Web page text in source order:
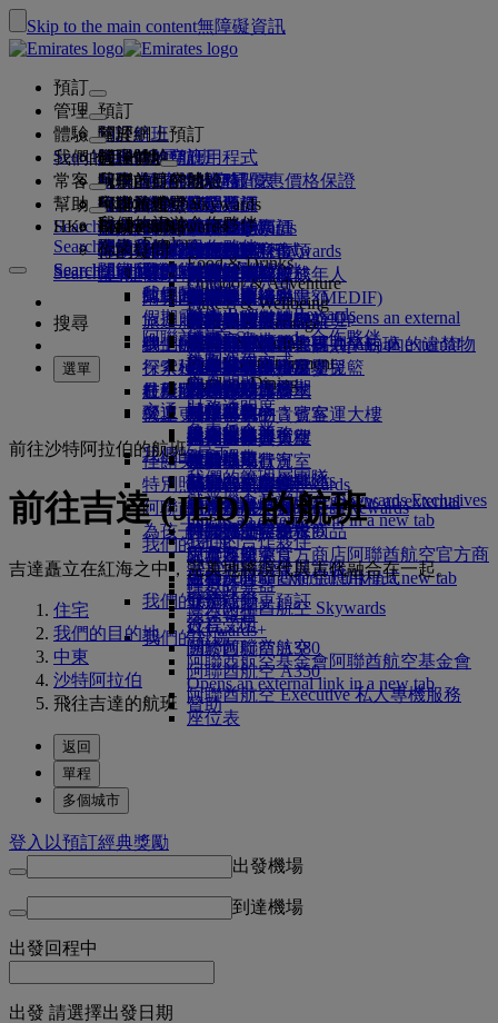
Skip to the main content無障礙資訊
預訂
預訂
預訂航班
搜尋航班
航班時間表
精選票價
特別優惠
行程規劃
預訂酒店
旅行團及活動
旅遊服務
機場迎賓機場迎賓 Opens an external
link in a new tab
杜拜轉機服務
交通
機場接駁服務
預訂汽車
航空公司合作夥伴
關於網上預訂
阿聯酋航空應用程式
阿聯酋航空最優惠價格保證
座位選擇
保留我的票價
阿聯酋航空應用程式
Search flight
管理
管理
管理你的預訂
檢索你的預訂
取消預訂
更改你的預訂
選擇你的座位
升級航班
管理專車接送
預訂無障礙出行
網上辦理登機手續
辦理登機手續選項
航班狀況
起飛前
起飛前
旅遊資訊
危險品指南
規則及注意事項
健康
旅行健康證明書 (MEDIF)
餐膳資訊
阿拉伯聯合酋長國 (UAE) 內的違禁物
品
杜拜國際機場
阿聯酋航空 3 號客運大樓
來往各客運大樓
來回機場
穿梭巴士服務
行李
行李資料
行李資料
托運行李
隨身行李
購買更多行李限額
額外托運行李限額
杜拜行李服務
行李延誤或損壞
簽證和護照
尋找你的簽證要求
簽證及護照資料
美國旅遊授權
阿聯酋簽證
Search flight
體驗
機上體驗
航班上提供的服務
機艙特色
頭等客艙
商務客艙
尊尚經濟客艙
經濟客艙
舒適的機上體驗
機上娛樂
ice 精選
ice 直播電視
機上 Wi-Fi
兒童娛樂
佳餚美饌
頭等客艙美食
商務客艙美食
尊尚經濟客艙餐飲
經濟客艙美食
飲料
我們的機隊
波音 777
阿聯酋航空 A380
阿聯酋航空 A350
阿聯酋航空 Executive 私人專機服務
座位表
阿聯酋航空體驗
你的旅程從此開始
阿聯酋航空體驗
專車接送
阿聯酋航空服務
季節性場合
非接觸式旅程
我們的貴賓室
頭等客艙貴賓室
商務客艙貴賓室
全球各地的貴賓室
合作夥伴貴賓室
付費使用貴賓室
Marhaba 貴賓室
阿聯酋航空購物
阿聯酋航空免稅商品
阿聯酋航空官方商店阿聯酋航空官方商
店 Opens an external link in a new tab
家庭旅遊
與家人同行
計劃你的家庭旅行
無人陪同的未成年人
懷孕
行李限額
兒童及嬰兒票價規則
汽車安全座椅及嬰兒籃
在機場
機上
與兒童同行
攜嬰兒同行
嬰兒行李限額
兒童及嬰兒餐
為孩子帶來樂趣
兒童娛樂
兒童玩具
兒童活動
Fly Better
飛悅卓越
飛悅卓越的理由
關於我們
關於我們
我們的故事
媒體中心媒體中心 Opens an external
link in a new tab
集團公司
安全
財務透明度
負責任企業
我們的員工
我們的管理層團隊
就業機會就業機會 Opens an external
link in a new tab
我們的地球
營運可持續發展策略
環保政策
環保報告
我們的社區
阿聯酋航空基金會阿聯酋航空基金會
Opens an external link in a new tab
贊助
Search flight
我們的目的地
我們的目的地
目的地
我們的目的地
亞太地區
美洲
非洲
歐洲
中東
探索杜拜
最新目的地
赫爾辛基
杭州
峴港
深圳
暹粒
Explore Dubai
Explore Dubai
Explore
Food & Drinks
Outdoor & Adventure
Fitness & Wellbeing
Culture & Heritage
Beach & Marine
Family entertainment
Outdoor Dining
我們的旅遊合作夥伴
空中和地面合作夥伴
我們的旅遊合作夥伴
澳洲航空
flydubai
阿聯酋航空 Skywards 合作夥伴
探索
探索阿聯酋航空目的地
航線圖
假期靈感
海灘目的地
大自然假期
歷史和文化假期
城市度假
美食家之旅
Search flight
常客
阿聯酋航空 Skywards
加入阿聯酋航空 Skywards
關於阿聯酋航空 Skywards
會員級別
flydubai
現金 + 哩數
電子會員卡
我的家庭
使用哩數
補領哩數
購買哩數
賺取哩數
Skywards Skysurfers
Skywards ExclusivesSkywards Exclusives
Opens an external link in a new tab
我們的合作夥伴
Skywards Rail
哩數計算器
登入阿聯酋航空 Skywards
Skywards+
Business Rewards
註冊你的公司
Business Rewards
註冊你的公司
登入 Business Rewards
優惠
計劃運作方式
常見問題
Search flight
幫助
幫助和聯絡
幫助和聯絡
幫助和聯絡
更改或取消
簽證和護照協助
意見和投訴
行李延誤或損壞支援
杜拜接駁服務
營運更改
近期的旅遊更新
查詢航班狀況
特別照顧
阿聯酋航空無障礙出行
特殊協助與要求
你的疑問
常見問題
常見問題
預訂阿聯酋航空航班
我們的網絡和代碼共享航班
我們的其他產品
特別協助與要求
行李與失物
準備出發
在機場
阿聯酋航空 Skywards
阿聯酋航空 Business Rewards
你的機上體驗
工具及資源
手機及阿聯酋航空應用程式
取消或變更預訂
行程受阻
關於阿聯酋航空
Search flight
HK
搜尋
選單
前往沙特阿拉伯的航班
前往吉達 (JED) 的航班
吉達矗立在紅海之中，完美地將現代與古代融合在一起。
住宅
我們的目的地
中東
沙特阿拉伯
飛往吉達的航班
返回
單程
多個城市
登入以預訂經典獎勵
出發機場
到達機場
出發回程中
出發 請選擇出發日期